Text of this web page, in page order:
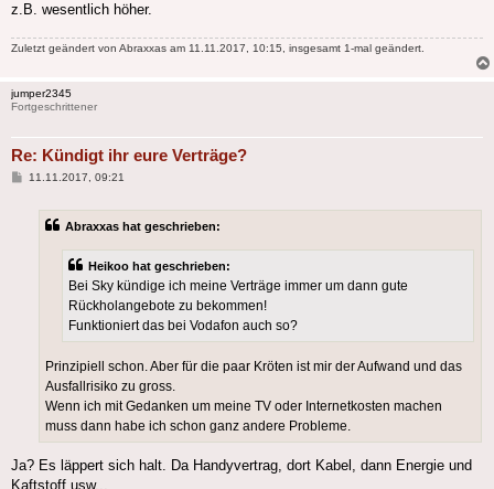
z.B. wesentlich höher.
Zuletzt geändert von Abraxxas am 11.11.2017, 10:15, insgesamt 1-mal geändert.
jumper2345
Fortgeschrittener
Re: Kündigt ihr eure Verträge?
Beitrag
11.11.2017, 09:21
Abraxxas hat geschrieben:
Heikoo hat geschrieben:
Bei Sky kündige ich meine Verträge immer um dann gute
Rückholangebote zu bekommen!
Funktioniert das bei Vodafon auch so?
Prinzipiell schon. Aber für die paar Kröten ist mir der Aufwand und das
Ausfallrisiko zu gross.
Wenn ich mit Gedanken um meine TV oder Internetkosten machen
muss dann habe ich schon ganz andere Probleme.
Ja? Es läppert sich halt. Da Handyvertrag, dort Kabel, dann Energie und
Kaftstoff usw...